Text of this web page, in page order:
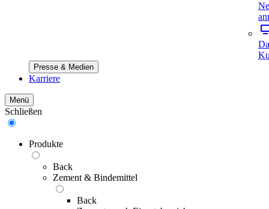
Presse & Medien
Karriere
Menü
Schließen
Produkte
Back
Zement & Bindemittel
Back